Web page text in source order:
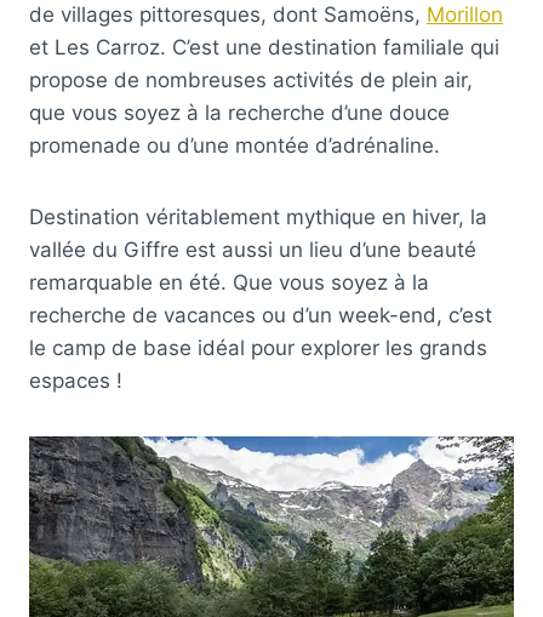
de villages pittoresques, dont Samoëns, Morillon
et Les Carroz. C’est une destination familiale qui
propose de nombreuses activités de plein air,
que vous soyez à la recherche d’une douce
promenade ou d’une montée d’adrénaline.
Destination véritablement mythique en hiver, la
vallée du Giffre est aussi un lieu d’une beauté
remarquable en été. Que vous soyez à la
recherche de vacances ou d’un week-end, c’est
le camp de base idéal pour explorer les grands
espaces !